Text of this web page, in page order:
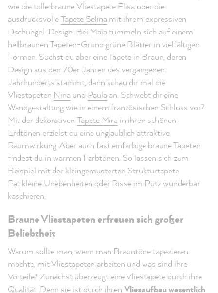
wie die tolle brauneVliestapete Elisa oder die
ausdrucksvolleTapete Selina mit ihrem expressiven
Dschungel-Design. Bei Majatummeln sich auf einem
hellbraunen Tapeten-Grund grüne Blätter in vielfältigen
Formen. Suchst du aber eine Tapete in Braun, deren
Design aus den 70er Jahren des vergangenen
Jahrhunderts stammt, dann schau dir mal die
Vliestapeten Nina und Paula an. Schwebt dir eine
Wandgestaltung wie in einem französischen Schloss vor?
Mit der dekorativen Tapete Mira in ihren schönen
Erdtönen erzielst du eine unglaublich attraktive
Raumwirkung. Aber auch fast einfarbige braune Tapeten
findest du in warmen Farbtönen. So lassen sich zum
Beispiel mit der kleingemusterten Strukturtapete
Pat kleine Unebenheiten oder Risse im Putz wunderbar
kaschieren.
Braune Vliestapeten erfreuen sich großer
Beliebtheit
Warum sollte man, wenn man Brauntöne tapezieren
möchte, mit Vliestapeten arbeiten und was sind ihre
Vorteile? Zunächst überzeugt eine Vliestapete durch ihre
Qualität. Denn sie ist durch ihren Vliesaufbau wesentlich